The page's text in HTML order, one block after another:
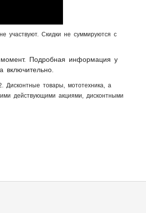
участвуют. Скидки не суммируются с
Подробная информация у
Дисконтные товары, мототехника, а
действующими акциями, дисконтными